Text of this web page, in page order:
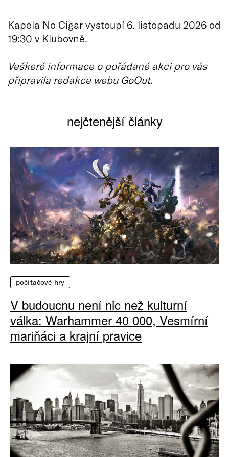
Kapela No Cigar vystoupí 6. listopadu 2026 od
19:30 v Klubovně.
Veškeré informace o pořádané akci pro vás
připravila redakce webu GoOut.
nejčtenější články
počítačové hry
V budoucnu není nic než kulturní
válka: Warhammer 40 000, Vesmírní
mariňáci a krajní pravice